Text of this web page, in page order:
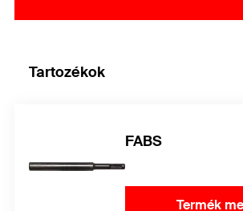
Tartozékok
FABS
Termék